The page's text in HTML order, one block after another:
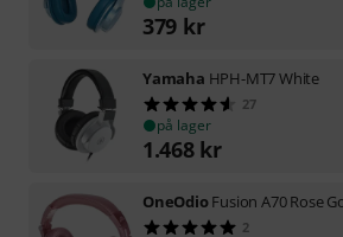
379 kr
Yamaha HPH-MT7 White
27
på lager
1.468 kr
OneOdioFusion A70 Rose
2